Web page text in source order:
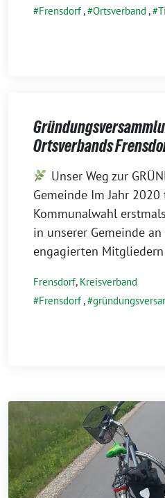
Frensdorf, Ortsverband ,
Ortsverbands
10.
Juli
2026
Unser Weg zur
Gemeinde Im Jahr 2020
Kommunalwahl
in unserer Gemeinde
engagierten
Frensdorf, Kreisverband
Frensdorf,